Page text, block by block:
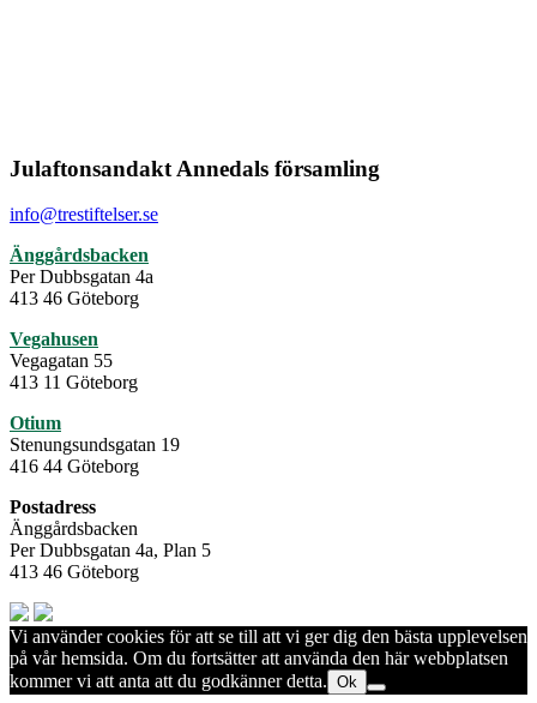
Julaftonsandakt Annedals församling
info@trestiftelser.se
Änggårdsbacken
Per Dubbsgatan 4a
413 46 Göteborg
Vegahusen
Vegagatan 55
413 11 Göteborg
Otium
Stenungsundsgatan 19
416 44 Göteborg
Postadress
Änggårdsbacken
Per Dubbsgatan 4a, Plan 5
413 46 Göteborg
Vi använder cookies för att se till att vi ger dig den bästa upplevelsen
på vår hemsida. Om du fortsätter att använda den här webbplatsen
kommer vi att anta att du godkänner detta. Ok